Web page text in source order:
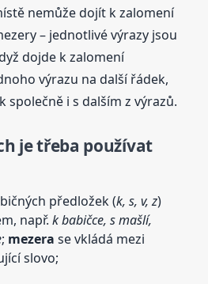
nemůže dojít k zalomení
– jednotlivé výrazy jsou
dojde k zalomení
výrazu na další řádek,
společně i s dalším z výrazů.
je třeba používat
předložek (k, s, v, z)
např.k babičce, s mašlí,
; mezera se vkládá mezi
slovo;